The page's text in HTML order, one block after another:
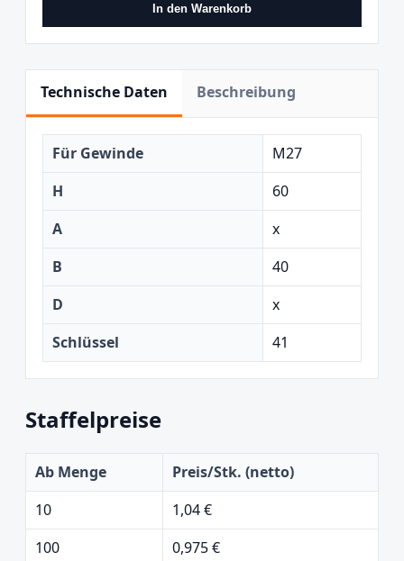
In den Warenkorb
Technische Daten Beschreibung
Für Gewinde
M27
H
60
A
x
B
40
D
x
Schlüssel
41
Staffelpreise
Ab Menge
Preis/Stk. (netto)
10
1,04 €
100
0,975 €